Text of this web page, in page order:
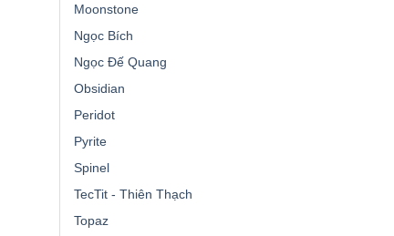
Moonstone
Ngọc Bích
Ngọc Đế Quang
Obsidian
Peridot
Pyrite
Spinel
TecTit - Thiên Thạch
Topaz